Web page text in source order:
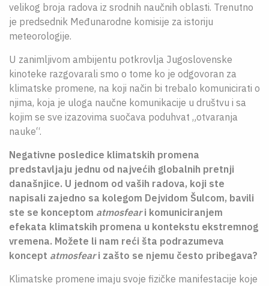
velikog broja radova iz srodnih naučnih oblasti. Trenutno
je predsednik Međunarodne komisije za istoriju
meteorologije.
U zanimljivom ambijentu potkrovlja Jugoslovenske
kinoteke razgovarali smo o tome ko je odgovoran za
klimatske promene, na koji način bi trebalo komunicirati o
njima, koja je uloga naučne komunikacije u društvu i sa
kojim se sve izazovima suočava poduhvat „otvaranja
nauke“.
Negativne posledice klimatskih promena
predstavljaju jednu od najvećih globalnih pretnji
današnjice. U jednom od vaših radova, koji ste
napisali zajedno sa kolegom Dejvidom Šulcom, bavili
ste se konceptom atmosfeari komuniciranjem
efekata klimatskih promena u kontekstu ekstremnog
vremena. Možete li nam reći šta podrazumeva
koncept atmosfeari zašto se njemu često pribegava?
Klimatske promene imaju svoje fizičke manifestacije koje